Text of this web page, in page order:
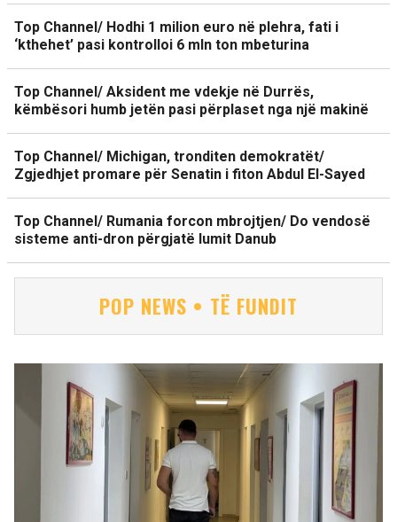
Top Channel/ Hodhi 1 milion euro në plehra, fati i
‘kthehet’ pasi kontrolloi 6 mln ton mbeturina
Top Channel/ Aksident me vdekje në Durrës,
këmbësori humb jetën pasi përplaset nga një makinë
Top Channel/ Michigan, tronditen demokratët/
Zgjedhjet promare për Senatin i fiton Abdul El-Sayed
Top Channel/ Rumania forcon mbrojtjen/ Do vendosë
sisteme anti-dron përgjatë lumit Danub
POP NEWS • TË FUNDIT